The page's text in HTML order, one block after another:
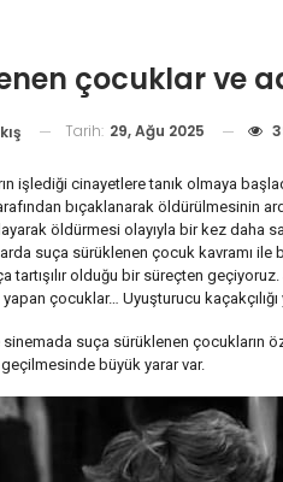
çocuklar ve
Tarih: 29, Ağu 2025
işlediği cinayetlere tanık olmaya
bıçaklanarak öldürülmesinin
öldürmesi olayıyla bir kez daha
suça sürüklenen çocuk kavramı ile
tartışılır olduğu bir süreçten
çocuklar… Uyuşturucu kaçakçılığı
suça sürüklenen çocukların
büyük yarar var.